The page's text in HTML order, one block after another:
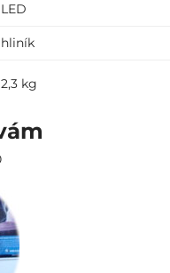
LED
hliník
2,3 kg